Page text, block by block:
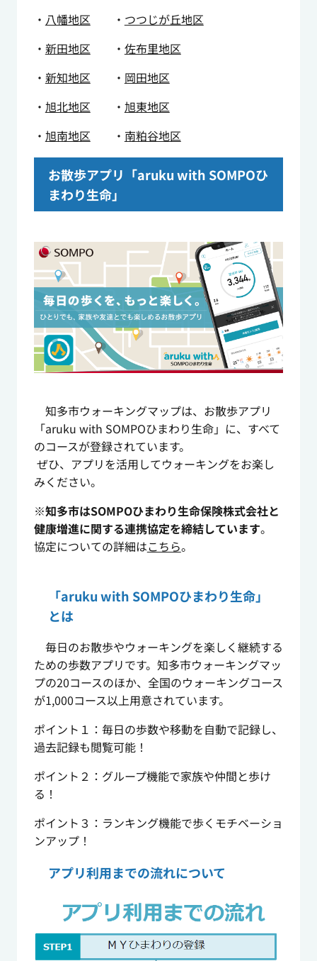
・ 八幡地区・ つつじが丘地区
・ 新田地区・ 佐布里地区
・ 新知地区・ 岡田地区
・ 旭北地区・ 旭東地区
・ 旭南地区・ 南粕谷地区
お散歩アプリ「aruku with SOMPOひ
まわり生命」
知多市ウォーキングマップは、お散歩アプリ
「aruku with SOMPOひまわり生命」に、すべて
のコースが登録されています。
ぜひ、アプリを活用してウォーキングをお楽し
みください。
※知多市はSOMPOひまわり生命保険株式会社と
健康増進に関する連携協定を締結しています。
協定についての詳細はこちら。
「aruku with SOMPOひまわり生命」
とは
毎日のお散歩やウォーキングを楽しく継続する
ための歩数アプリです。知多市ウォーキングマッ
プの20コースのほか、全国のウォーキングコース
が1,000コース以上用意されています。
ポイント１：毎日の歩数や移動を自動で記録し、
過去記録も閲覧可能！
ポイント２：グループ機能で家族や仲間と歩け
る！
ポイント３：ランキング機能で歩くモチベーショ
ンアップ！
アプリ利用までの流れについて